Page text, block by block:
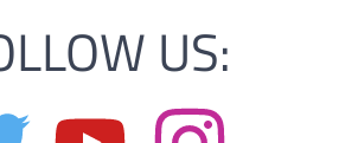
US: